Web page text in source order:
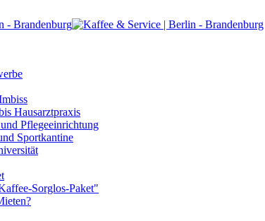
Hausarztpraxis
Pflegeeinrichtung
Sportkantine
Sorglos-Paket"